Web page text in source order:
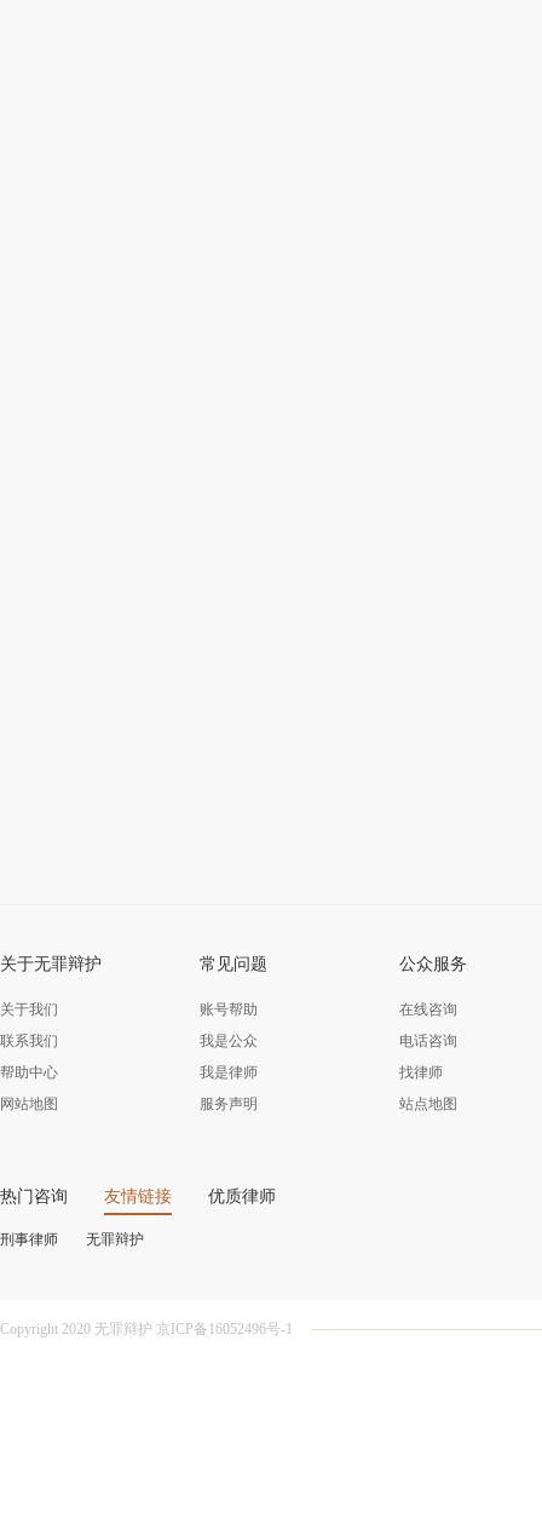
关于无罪辩护
关于我们
联系我们
帮助中心
网站地图
常见问题
账号帮助
我是公众
我是律师
服务声明
公众服务
在线咨询
电话咨询
找律师
站点地图
热门咨询 友情链接 优质律师
刑事律师 无罪辩护
Copyright 2020 无罪辩护 京ICP备16052496号-1